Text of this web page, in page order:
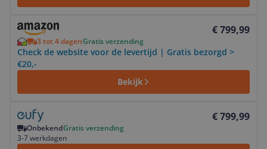
€ 799,99
3 tot 4 dagenGratis verzending
Check de website voor de levertijd | Gratis bezorgd >
€20,-
Bekijk
Bekijk product
€ 799,99
OnbekendGratis verzending
3-7 werkdagen
Bekijk product